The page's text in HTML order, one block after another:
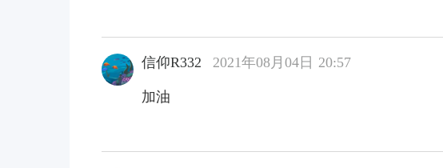
信仰R332 2021年08月04日 20:57
加油